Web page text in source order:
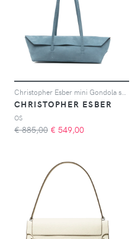
CHRISTOPHER ESBER
OS
€ 885,00 € 549,00